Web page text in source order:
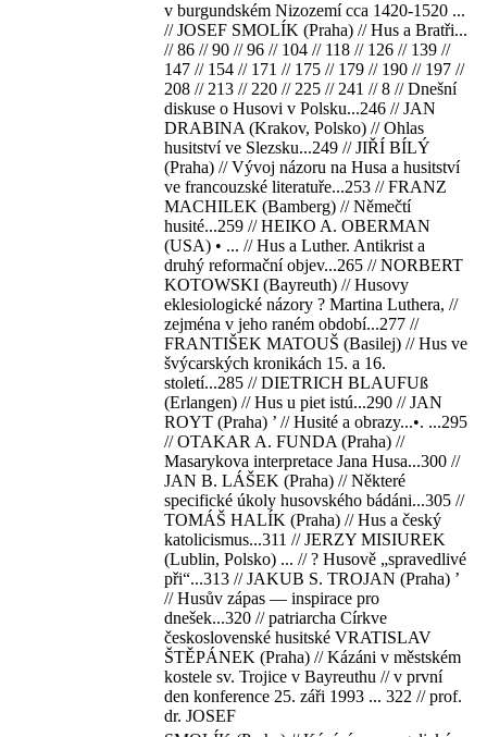
v burgundském Nizozemí cca 1420-1520 ...
// JOSEF SMOLÍK (Praha) // Hus a Bratři...
// 86 // 90 // 96 // 104 // 118 // 126 // 139 //
147 // 154 // 171 // 175 // 179 // 190 // 197 //
208 // 213 // 220 // 225 // 241 // 8 // Dnešní
diskuse o Husovi v Polsku...246 // JAN
DRABINA (Krakov, Polsko) // Ohlas
husitství ve Slezsku...249 // JIŘÍ BÍLÝ
(Praha) // Vývoj názoru na Husa a husitství
ve francouzské literatuře...253 // FRANZ
MACHILEK (Bamberg) // Němečtí
husité...259 // HEIKO A. OBERMAN
(USA) • ... // Hus a Luther. Antikrist a
druhý reformační objev...265 // NORBERT
KOTOWSKI (Bayreuth) // Husovy
eklesiologické názory ? Martina Luthera, //
zejména v jeho raném období...277 //
FRANTIŠEK MATOUŠ (Basilej) // Hus ve
švýcarských kronikách 15. a 16.
století...285 // DIETRICH BLAUFUß
(Erlangen) // Hus u piet istú...290 // JAN
ROYT (Praha) ’ // Husité a obrazy...•. ...295
// OTAKAR A. FUNDA (Praha) //
Masarykova interpretace Jana Husa...300 //
JAN B. LÁŠEK (Praha) // Některé
specifické úkoly husovského bádáni...305 //
TOMÁŠ HALÍK (Praha) // Hus a český
katolicismus...311 // JERZY MISIUREK
(Lublin, Polsko) ... // ? Husově „spravedlivé
při“...313 // JAKUB S. TROJAN (Praha) ’
// Husův zápas — inspirace pro
dnešek...320 // patriarcha Církve
československé husitské VRATISLAV
ŠTĚPÁNEK (Praha) // Kázáni v městském
kostele sv. Trojice v Bayreuthu // v první
den konference 25. záři 1993 ... 322 // prof.
dr. JOSEF